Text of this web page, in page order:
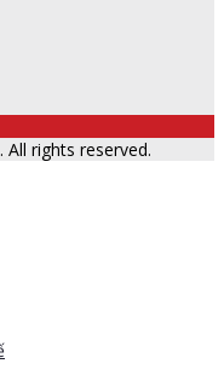
rights reserved.